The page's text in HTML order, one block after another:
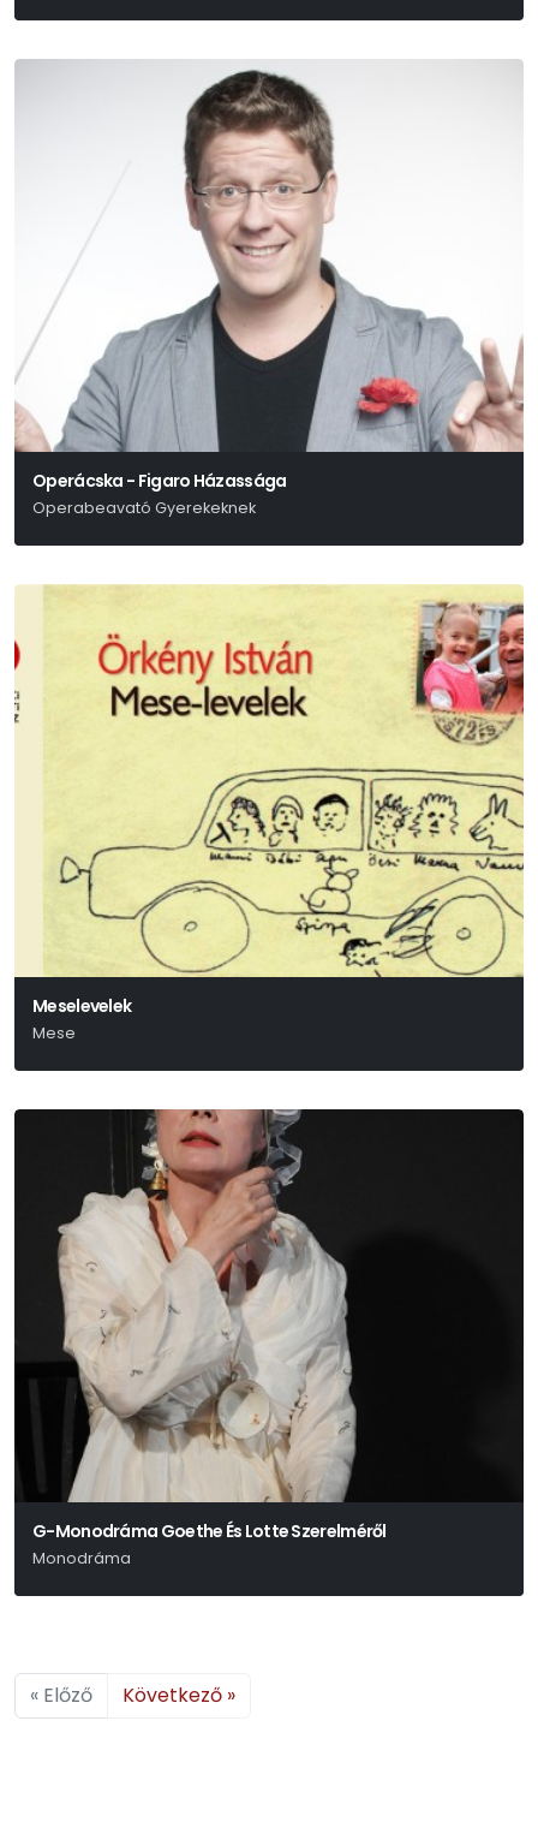
Operácska - Figaro Házassága
Operabeavató Gyerekeknek
Meselevelek
Mese
G-Monodráma Goethe És Lotte Szerelméről
Monodráma
« Előző Következő »